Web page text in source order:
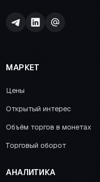
МАРКЕТ
Цены
Открытый интерес
Объём торгов в монетах
Торговый оборот
АНАЛИТИКА